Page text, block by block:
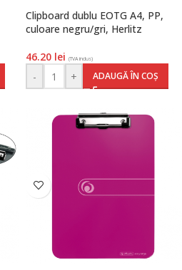
Clipboard dublu EOTG A4, PP,
culoare negru/gri, Herlitz
46.20 lei (TVA inclus)
- + ADAUGĂ ÎN COȘ